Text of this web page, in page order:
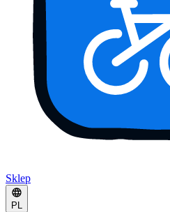
Sklep
PL